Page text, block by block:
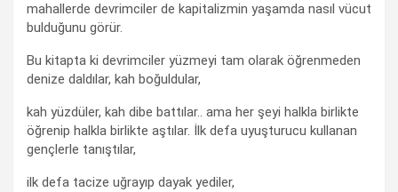
mahallerde devrimciler de kapitalizmin yaşamda nasıl vücut
bulduğunu görür.
Bu kitapta ki devrimciler yüzmeyi tam olarak öğrenmeden
denize daldılar, kah boğuldular,
kah yüzdüler, kah dibe battılar.. ama her şeyi halkla birlikte
öğrenip halkla birlikte aştılar. İlk defa uyuşturucu kullanan
gençlerle tanıştılar,
ilk defa tacize uğrayıp dayak yediler,